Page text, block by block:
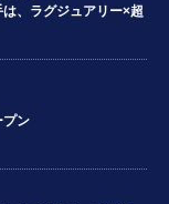
は、ラグジュアリー×超
プン